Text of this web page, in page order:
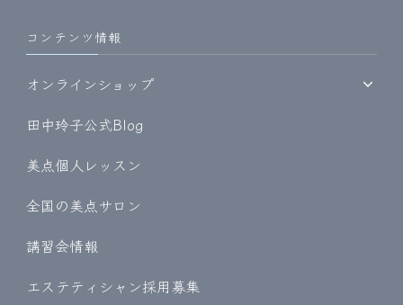
コンテンツ情報
オンラインショップ
田中玲子公式Blog
美点個人レッスン
全国の美点サロン
講習会情報
エステティシャン採用募集